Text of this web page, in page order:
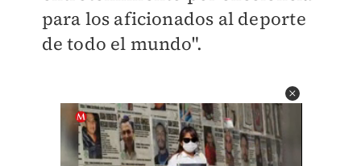
para los aficionados al deporte
de todo el mundo".